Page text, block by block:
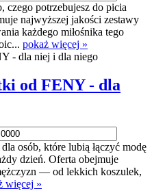
czego potrzebujesz do picia
najwyższej jakości zestawy
każdego miłośnika tego
pokaż więcej »
od FENY - dla
osób, które lubią łączyć modę
dzień. Oferta obejmuje
— od lekkich koszulek,
więcej »